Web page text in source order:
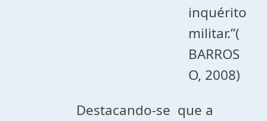
inquérito
militar.”(
BARROS
O, 2008)
Destacando-se que a